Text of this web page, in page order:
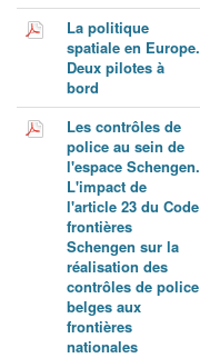
La politique
spatiale en Europe.
Deux pilotes à
bord
Les contrôles de
police au sein de
l'espace Schengen.
L'impact de
l'article 23 du Code
frontières
Schengen sur la
réalisation des
contrôles de police
belges aux
frontières
nationales